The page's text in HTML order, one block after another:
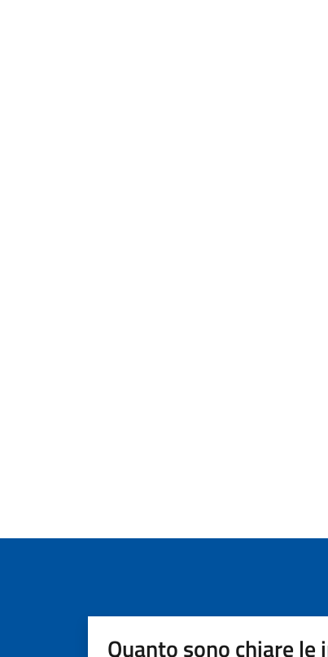
Quanto sono chiare